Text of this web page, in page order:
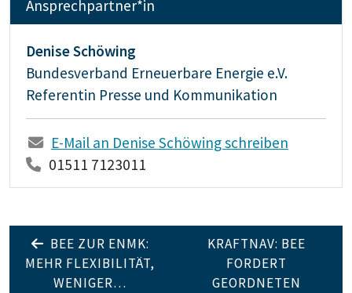
Ansprechpartner*in
Denise Schöwing
Bundesverband Erneuerbare Energie e.V.
Referentin Presse und Kommunikation
E-Mail an Denise Schöwing schreiben
01511 7123011
BEE ZUR ENMK:
MEHR FLEXIBILITÄT,
WENIGER…
KRAFTNAV: BEE
FORDERT
GEORDNETEN